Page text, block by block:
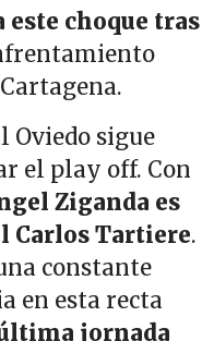
choque tras
Oviedo sigue
el play off. Con
Ziganda es
Carlos Tartiere.
constante
en esta recta
jornada